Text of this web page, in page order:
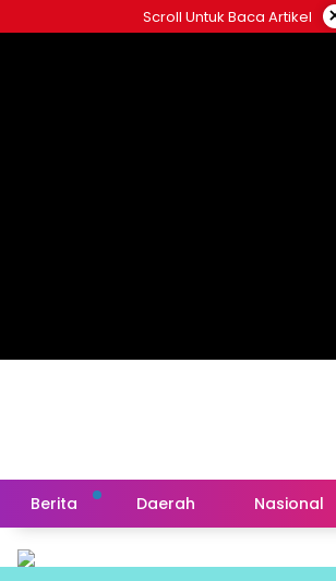
ke
Scroll Untuk Baca Artikel
Berita Daerah Nasional